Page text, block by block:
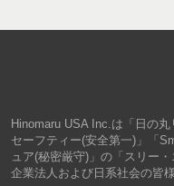
Hinomaru USA Inc.は「日の
セーフティー(安全第一)」「
ュア(秘密厳守)」の「スリー
企業法人および日系社会の皆